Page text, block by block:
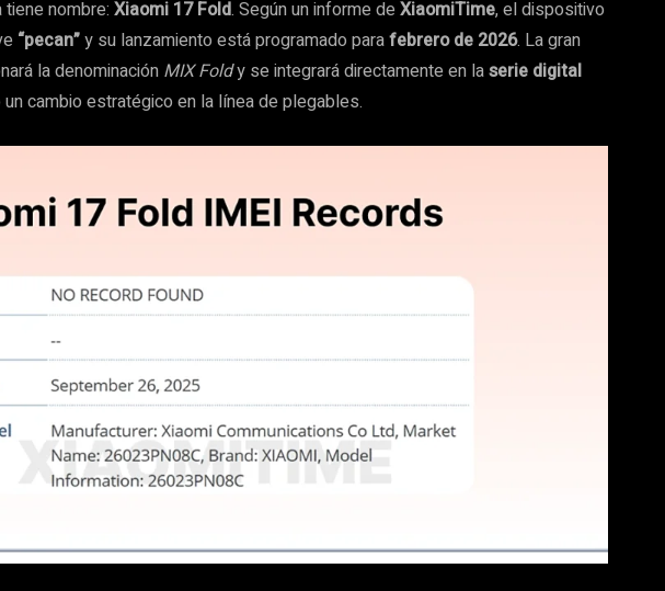
nombre: Xiaomi 17 Fold. Según un informe de XiaomiTime, el dispositivo
“pecan”y su lanzamiento está programado parafebrero de 2026. La gran
la denominación MIX Foldy se integrará directamente en laserie digital
un cambio estratégico en la línea de plegables.